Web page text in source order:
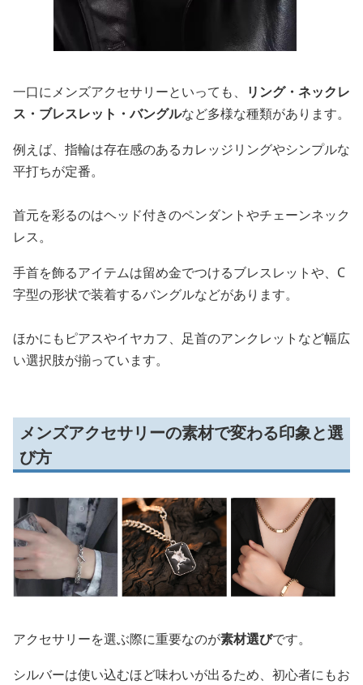
一口にメンズアクセサリーといっても、
リング・ネックレ
ス・ブレスレット・バングルなど多様な種類があります。
例えば、指輪は存在感のあるカレッジリングやシンプルな
平打ちが定番。
首元を彩るのはヘッド付きのペンダントやチェーンネック
レス。
手首を飾るアイテムは留め金でつけるブレスレットや、C
字型の形状で装着するバングルなどがあります。
ほかにもピアスやイヤカフ、足首のアンクレットなど幅広
い選択肢が揃っています。
メンズアクセサリーの素材で変わる印象と選
び方
アクセサリーを選ぶ際に重要なのが素材選びです。
シルバーは使い込むほど味わいが出るため、初心者にもお